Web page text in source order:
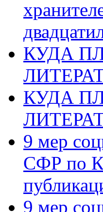
КУДА
КУДА
9 мер
СФР по
9 мер